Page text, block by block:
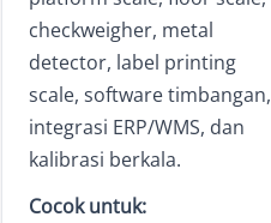
checkweigher, metal
detector, label printing
scale, software timbangan,
integrasi ERP/WMS, dan
kalibrasi berkala.
Cocok untuk: